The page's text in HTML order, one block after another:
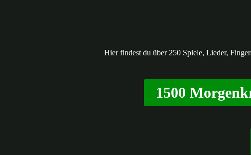
Hier findest du über 250 Spiele, Lieder,
1500